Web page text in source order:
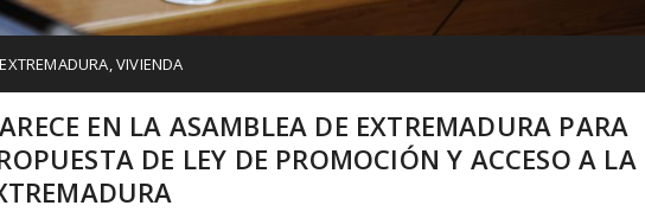
,VIVIENDA
EN LA ASAMBLEA DE EXTREMADURA PARA
DE LEY DE PROMOCIÓN Y ACCESO A LA